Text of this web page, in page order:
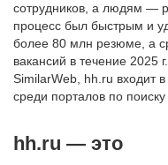
сотрудников, а людям —
процесс был быстрым и
более 80 млн резюме, а
вакансий в течение
SimilarWeb, hh.ru входит
среди порталов по
hh.ru — это